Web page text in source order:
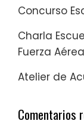
Concurso
Charla
Fuerza Aérea
Atelier de
Comentarios